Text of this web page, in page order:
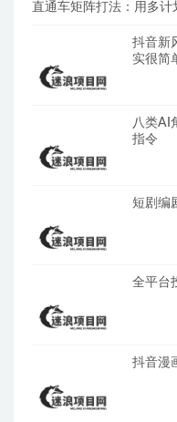
直通车矩阵打法：用多
抖音新
实很简
八类AI
指令
短剧编
全平台
抖音漫